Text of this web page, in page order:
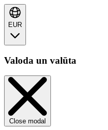
EUR
Valoda un valūta
Close modal